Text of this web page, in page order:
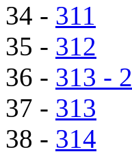
34 - 311
35 - 312
36 - 313 - 2
37 - 313
38 - 314